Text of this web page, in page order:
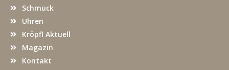
Schmuck
Uhren
Kröpfl Aktuell
Magazin
Kontakt